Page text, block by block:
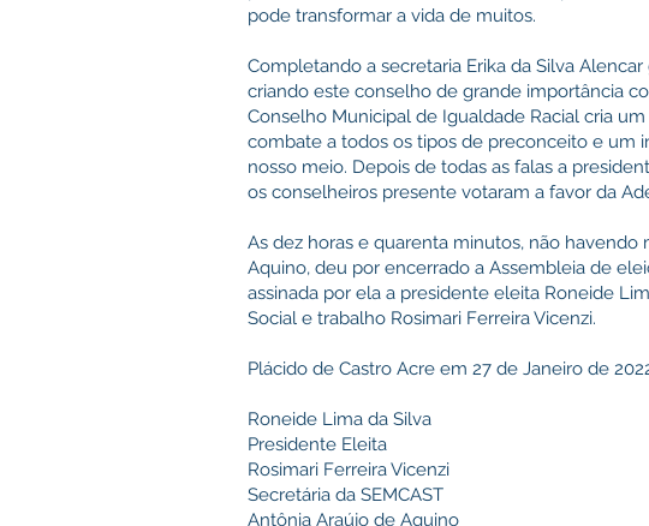
pode transformar a vida de muitos.
Completando a secretaria Erika da Silva
criando este conselho de grande importância
Conselho Municipal de Igualdade Racial cria
combate a todos os tipos de preconceito e um
nosso meio. Depois de todas as falas a
os conselheiros presente votaram a favor da
As dez horas e quarenta minutos, não
Aquino, deu por encerrado a Assembleia de
assinada por ela a presidente eleita Roneide
Social e trabalho Rosimari Ferreira Vicenzi.
Plácido de Castro Acre em 27 de Janeiro de
Roneide Lima da Silva
Presidente Eleita
Rosimari Ferreira Vicenzi
Secretária da SEMCAST
Antônia Araújo de Aquino